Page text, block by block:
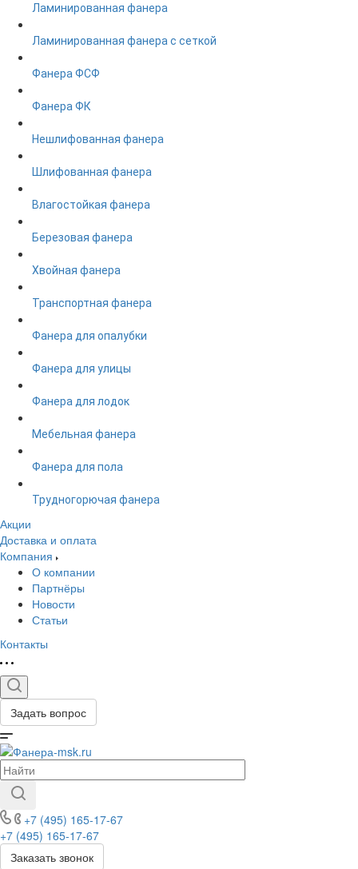
Ламинированная фанера
Ламинированная фанера с сеткой
Фанера ФСФ
Фанера ФК
Нешлифованная фанера
Шлифованная фанера
Влагостойкая фанера
Березовая фанера
Хвойная фанера
Транспортная фанера
Фанера для опалубки
Фанера для улицы
Фанера для лодок
Мебельная фанера
Фанера для пола
Трудногорючая фанера
Акции
Доставка и оплата
Компания
О компании
Партнёры
Новости
Статьи
Контакты
Задать вопрос
+7 (495) 165-17-67
+7 (495) 165-17-67
Заказать звонок